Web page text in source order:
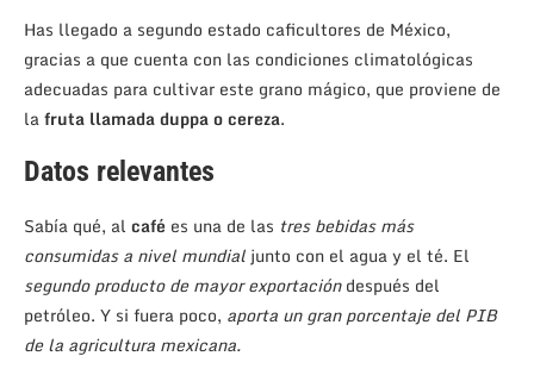
Has llegado a segundo estado caficultores de México,
gracias a que cuenta con las condiciones climatológicas
adecuadas para cultivar este grano mágico, que proviene de
lafruta llamada duppa o cereza.
Datos relevantes
Sabía qué, al café es una de las tres bebidas más
consumidas a nivel mundial junto con el agua y el té. El
segundo producto de mayor exportacióndespués del
petróleo. Y si fuera poco, aporta un gran porcentaje del PIB
de la agricultura mexicana.